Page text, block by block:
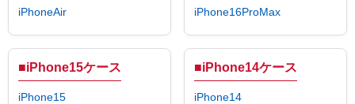
iPhoneAir
iPhone16ProMax
■iPhone15ケース
iPhone15
■iPhone14ケース
iPhone14